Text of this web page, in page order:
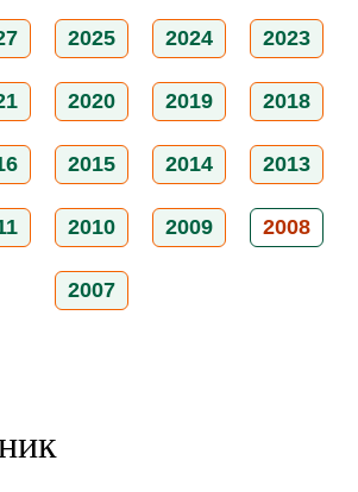
2025 2024 2023
2020 2019 2018
2015 2014 2013
2010 2009 2008
2007